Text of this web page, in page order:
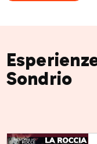
Sondrio